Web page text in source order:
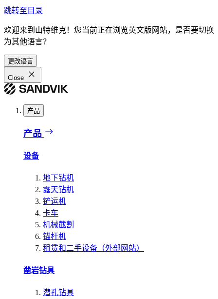
跳转至目录
欢迎来到山特维克！您当前正在浏览英文版网站，是否要切换
为其他语言？
更改语言
Close
产品
产品
设备
地下钻机
露天钻机
铲运机
卡车
机械截割
锚杆机
租赁和二手设备（外部网站）
凿岩钻具
潜孔钻具